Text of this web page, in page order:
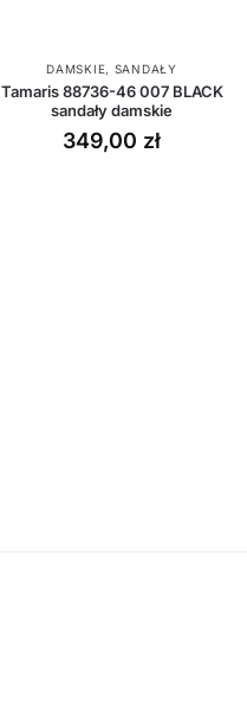
DAMSKIE, SANDAŁY
Tamaris 88736-46 007 BLACK
sandały damskie
349,00 zł